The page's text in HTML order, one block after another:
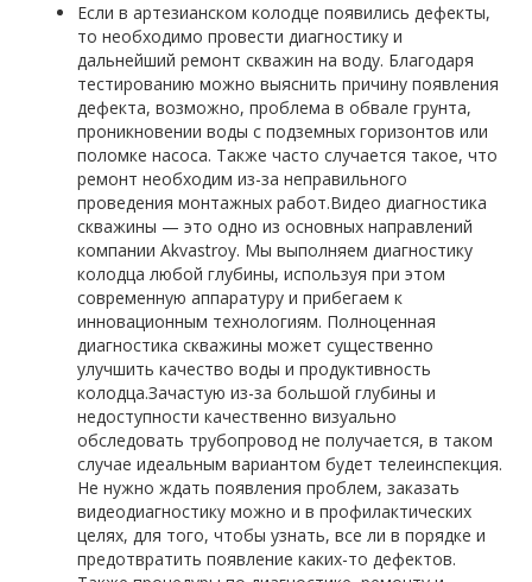
Если в артезианском колодце появились дефекты,
то необходимо провести диагностику и
дальнейший ремонт скважин на воду. Благодаря
тестированию можно выяснить причину появления
дефекта, возможно, проблема в обвале грунта,
проникновении воды с подземных горизонтов или
поломке насоса. Также часто случается такое, что
ремонт необходим из-за неправильного
проведения монтажных работ.Видео диагностика
скважины — это одно из основных направлений
компании Akvastroy. Мы выполняем диагностику
колодца любой глубины, используя при этом
современную аппаратуру и прибегаем к
инновационным технологиям. Полноценная
диагностика скважины может существенно
улучшить качество воды и продуктивность
колодца.Зачастую из-за большой глубины и
недоступности качественно визуально
обследовать трубопровод не получается, в таком
случае идеальным вариантом будет телеинспекция.
Не нужно ждать появления проблем, заказать
видеодиагностику можно и в профилактических
целях, для того, чтобы узнать, все ли в порядке и
предотвратить появление каких-то дефектов.